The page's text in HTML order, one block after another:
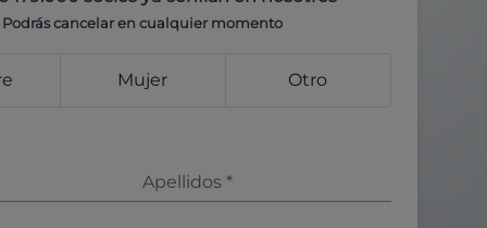
Podrás cancelar en cualquier momento
Mujer Otro
Apellidos *